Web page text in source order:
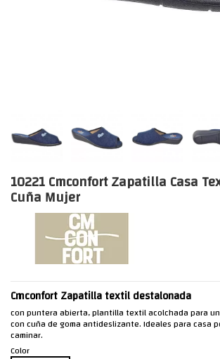
10221 Cmconfort Zapatilla Casa
Cuña Mujer
Cmconfort Zapatilla textil destalonada
con puntera abierta, plantilla textil acolchada para
con cuña de goma antideslizante. Ideales para casa
caminar.
Color